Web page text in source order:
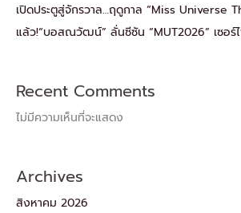
เปิดประตูสู่จักรวาล…ฤดูกาล “Miss Universe
แล้ว!“บอสณวัฒน์” ลั่นซีซัน “MUT2026” เซอร์
Recent Comments
ไม่มีความเห็นที่จะแสดง
Archives
สิงหาคม 2026